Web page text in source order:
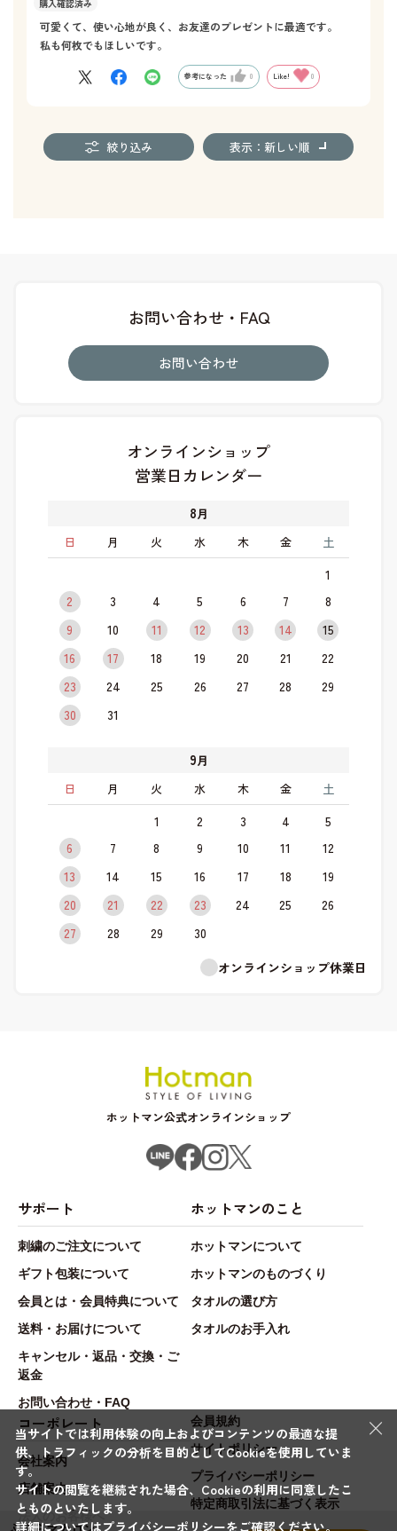
可愛くて、使い心地が良く、お友達のプレゼントに最適です。
私も何枚でもほしいです。
参考になった 0 Like! 0
絞り込み 表示：新しい順
お問い合わせ・FAQ
お問い合わせ
オンラインショップ
営業日カレンダー
8月
日
月 火 水 木 金 土
1
2
3 4 5 6 7
8
9
10 11 12 13 14
15
16
17 18 19 20 21
22
23
24 25 26 27 28
29
30
31
9月
日
月 火 水 木 金 土
1 2 3 4
5
6
7 8 9 10 11
12
13
14 15 16 17 18
19
20
21 22 23 24 25
26
27
28 29
30
オンラインショップ休業日
ホットマン公式オンラインショップ
サポート
刺繍のご注文について
ギフト包装について
会員とは・会員特典について
送料・お届けについて
キャンセル・返品・交換・ご
返金
お問い合わせ・FAQ
ホットマンのこと
ホットマンについて
ホットマンのものづくり
タオルの選び方
タオルのお手入れ
コーポレート
会社案内
店舗案内
法人のお客様へ
会員規約
サイトポリシー
プライバシーポリシー
特定商取引法に基づく表示
×
当サイトでは利用体験の向上およびコンテンツの最適な提
供、トラフィックの分析を目的としてCookieを使用していま
す。
サイトの閲覧を継続された場合、Cookieの利用に同意したこ
とものといたします。
詳細についてはプライバシーポリシーをご確認ください。